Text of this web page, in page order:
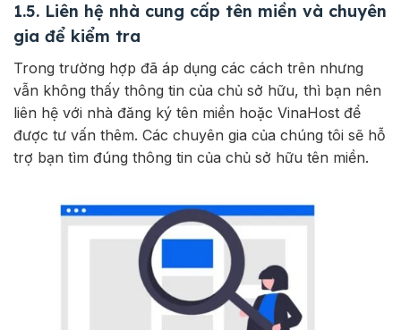
1.5. Liên hệ nhà cung cấp tên miền và chuyên
gia để kiểm tra
Trong trường hợp đã áp dụng các cách trên nhưng
vẫn không thấy thông tin của chủ sở hữu, thì bạn nên
liên hệ với nhà đăng ký tên miền hoặc VinaHost để
được tư vấn thêm. Các chuyên gia của chúng tôi sẽ hỗ
trợ bạn tìm đúng thông tin của chủ sở hữu tên miền.